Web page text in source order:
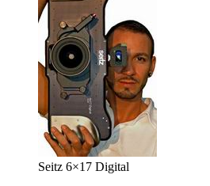
Seitz 6×17 Digital